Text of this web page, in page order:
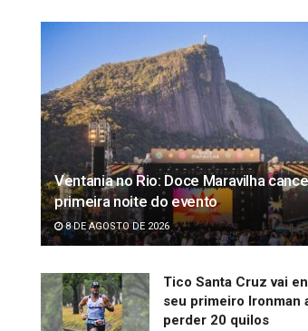
Ventania no Rio: Doce Maravilha
primeira noite do evento
8 DE AGOSTO DE 2026
Tico Santa Cruz vai
seu primeiro Ironman
perder 20 quilos